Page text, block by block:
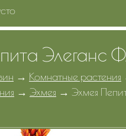
Элеганс
→ Комнатные растения
→ Эхмея → Эхмея
Главная
Услуги